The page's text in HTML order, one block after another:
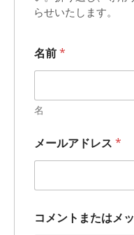
らせいたします。
名前*
名
メールアドレス *
前
コメントまたはメ